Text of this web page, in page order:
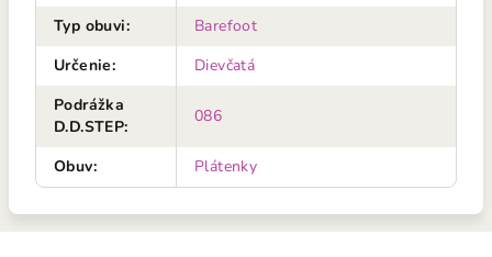
Typ obuvi:
Barefoot
Určenie:
Dievčatá
Podrážka
D.D.STEP:
086
Obuv: Plátenky